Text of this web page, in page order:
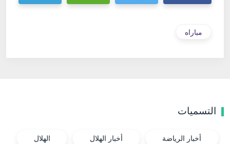
مباراه
التسميات
أخبار الرياضة أخبار الهلال الهلال